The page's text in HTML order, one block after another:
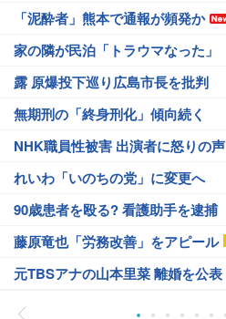
「泥酔者」熊本で通報が頻発か
家の隣が民泊「トラウマなった」
露 原爆投下巡り広島市長を批判
無期刑の「終身刑化」傾向続く
NHK職員性被害 出演者に怒りの声
れいわ「いのちの党」に変更へ
90歳患者を殴る? 看護助手を逮捕
藤原竜也「労務改善」をアピール
元TBSアナの山本里菜 離婚を公表